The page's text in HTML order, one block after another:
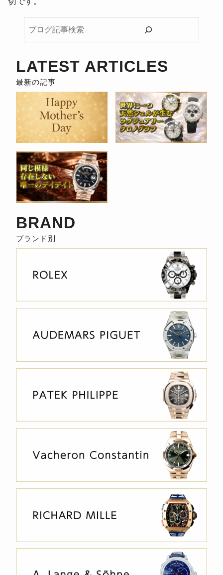
ロ
記
事
検
索
LATEST ARTICLES
BRAND